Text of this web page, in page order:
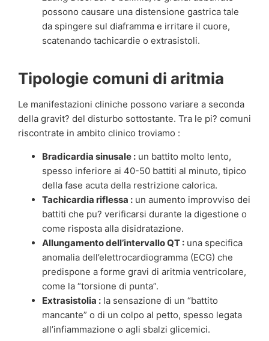
possono causare una distensione gastrica tale
da spingere sul diaframma e irritare il cuore,
scatenando tachicardie o extrasistoli.
Tipologie comuni di aritmia
Le manifestazioni cliniche possono variare a seconda
della gravit? del disturbo sottostante. Tra le pi? comuni
riscontrate in ambito clinico troviamo :
Bradicardia sinusale : un battito molto lento,
spesso inferiore ai 40-50 battiti al minuto, tipico
della fase acuta della restrizione calorica.
Tachicardia riflessa : un aumento improvviso dei
battiti che pu? verificarsi durante la digestione o
come risposta alla disidratazione.
Allungamento dell’intervallo QT : una specifica
anomalia dell’elettrocardiogramma (ECG) che
predispone a forme gravi di aritmia ventricolare,
come la “torsione di punta”.
Extrasistolia : la sensazione di un “battito
mancante” o di un colpo al petto, spesso legata
all’infiammazione o agli sbalzi glicemici.